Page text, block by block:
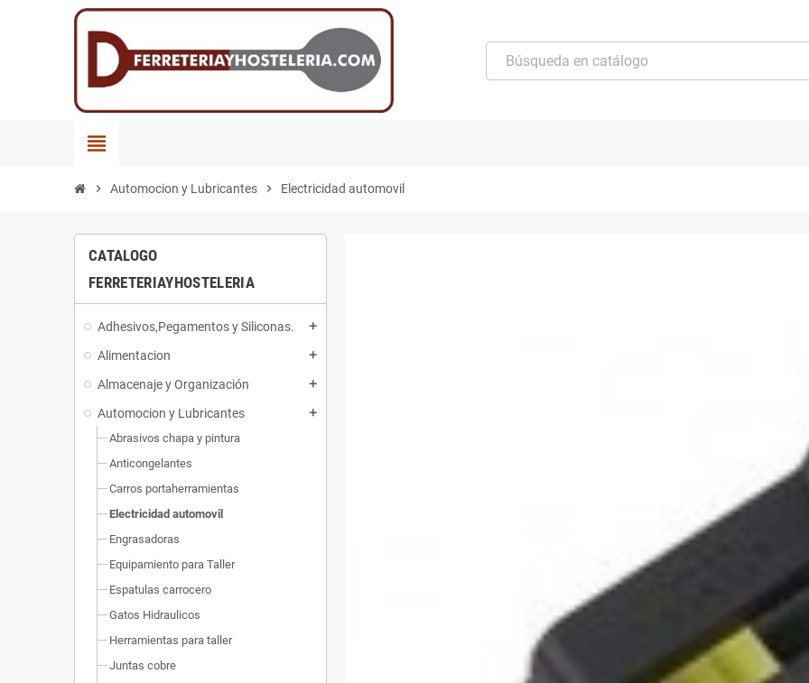
view_headline
chevron_right Automocion y Lubricantes chevron_right Electricidad automovil
CATALOGO
FERRETERIAYHOSTELERIA
Adhesivos,Pegamentos y Siliconas. add
Alimentacion add
Almacenaje y Organización add
Automocion y Lubricantes add
Abrasivos chapa y pintura
Anticongelantes
Carros portaherramientas
Electricidad automovil
Engrasadoras
Equipamiento para Taller
Espatulas carrocero
Gatos Hidraulicos
Herramientas para taller
Juntas cobre